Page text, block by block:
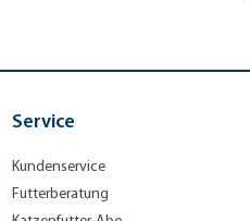
Service
Kundenservice
Futterberatung